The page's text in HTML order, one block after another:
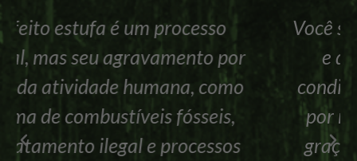
Você sabia que a forma mais direta
e detalhada de investigar as
condições climáticas do passado é
por meio do gelo? Isso é possível
graças aos testemunhos de gelo,